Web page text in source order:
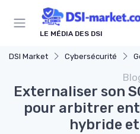
LE MÉDIA DES DSI
DSI Market Cybersécurité
Externaliser son
pour arbitrer
hybride
Panneau de gestion des cookies